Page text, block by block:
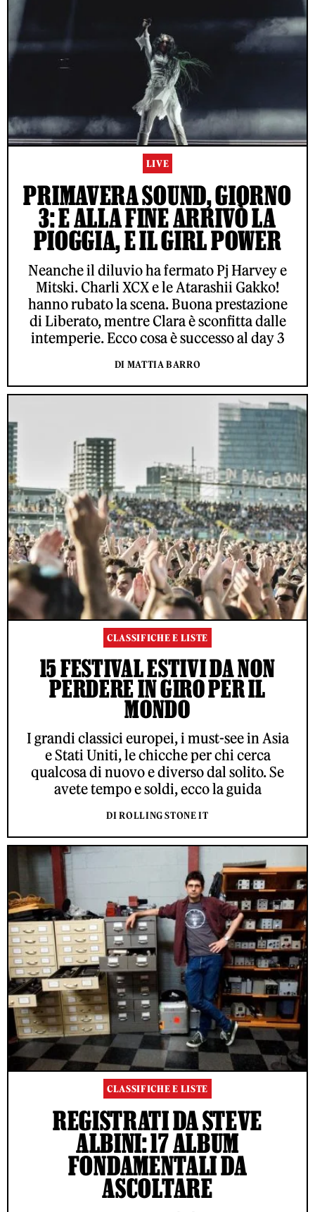
LIVE
PRIMAVERA SOUND, GIORNO
3: E ALLA FINE ARRIVÒ LA
PIOGGIA, E IL GIRL POWER
Neanche il diluvio ha fermato Pj Harvey e
Mitski. Charli XCX e le Atarashii Gakko!
hanno rubato la scena. Buona prestazione
di Liberato, mentre Clara è sconfitta dalle
intemperie. Ecco cosa è successo al day 3
DI MATTIA BARRO
CLASSIFICHE E LISTE
15 FESTIVAL ESTIVI DA NON
PERDERE IN GIRO PER IL
MONDO
I grandi classici europei, i must-see in Asia
e Stati Uniti, le chicche per chi cerca
qualcosa di nuovo e diverso dal solito. Se
avete tempo e soldi, ecco la guida
DI ROLLING STONE IT
CLASSIFICHE E LISTE
REGISTRATI DA STEVE
ALBINI: 17 ALBUM
FONDAMENTALI DA
ASCOLTARE